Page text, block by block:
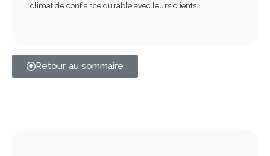
climat de confiance durable avec leurs clients.
Retour au sommaire